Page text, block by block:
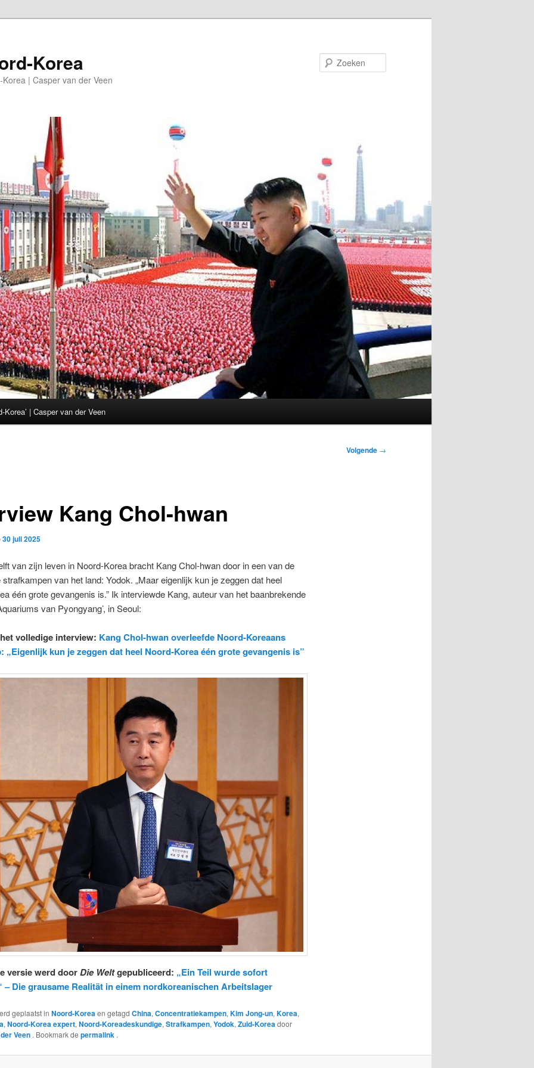
Korea
| Casper van der Veen
Korea’ | Casper van der Veen
Volgende →
Kang Chol-hwan
30 juli 2025
van zijn leven in Noord-Korea bracht Kang Chol-hwan door in een van de
van het land: Yodok. „Maar eigenlijk kun je zeggen dat heel
één grote gevangenis is.” Ik interviewde Kang, auteur van het baanbrekende
van Pyongyang’, in Seoul:
volledige interview: Kang Chol-hwan overleefde Noord-Koreaans
„Eigenlijk kun je zeggen dat heel Noord-Korea één grote gevangenis is”
versie werd doorDie Weltgepubliceerd: „Ein Teil wurde sofort
– Die grausame Realität in einem nordkoreanischen Arbeitslager
geplaatst in Noord-Koreaen getagd China, Concentratiekampen, Kim Jong-un, Korea,
, Noord-Korea expert, Noord-Koreadeskundige, Strafkampen, Yodok, Zuid-Koreadoor
Veen . Bookmark de permalink .